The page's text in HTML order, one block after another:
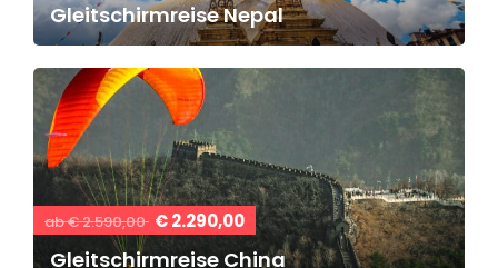
Gleitschirmreise Nepal
ab € 2.590,00 € 2.290,00
Gleitschirmreise China